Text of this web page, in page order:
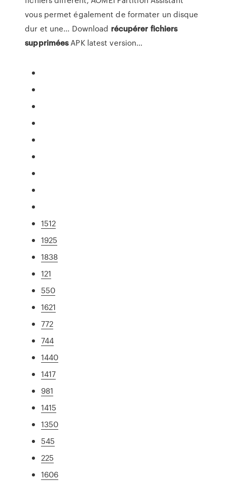
vous permet également de formater un disque
dur et une... Download récupérer fichiers
suppriméesAPK latest version…
1512
1925
1838
121
550
1621
772
744
1440
1417
981
1415
1350
545
225
1606